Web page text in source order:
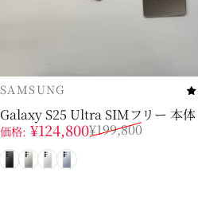
販売業者
SAMSUNG
Galaxy S25 Ultra SIMフリー 本体
販売価格
価格: ¥124,800
通常価格 ¥199,800
ブラック
グレー
ホワイトシルバー
シルバーブルー